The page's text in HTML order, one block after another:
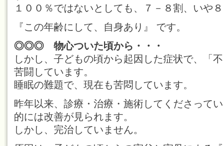
１００％ではないとしても、７－８割、いや
『この年齢にして、自身あり』 です。
◎◎◎ 物心ついた頃から・・・
しかし、子どもの頃から起因した症状で、「
苦闘しています。
睡眠の難題で、現在も苦悶しています。
昨年以来、診療・治療・施術してくださって
的には改善が見られます。
しかし、完治していません。